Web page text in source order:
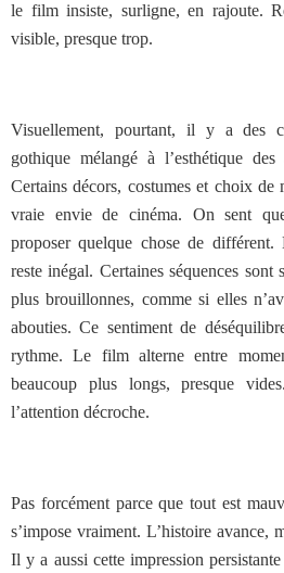
le film insiste, surligne, en rajoute.
visible, presque trop.
Visuellement, pourtant, il y a des
gothique mélangé à l’esthétique
Certains décors, costumes et choix de
vraie envie de cinéma. On sent
proposer quelque chose de différent.
reste inégal. Certaines séquences sont
plus brouillonnes, comme si elles
abouties. Ce sentiment de
rythme. Le film alterne entre
beaucoup plus longs, presque
l’attention décroche.
Pas forcément parce que tout est
s’impose vraiment. L’histoire avance,
Il y a aussi cette impression